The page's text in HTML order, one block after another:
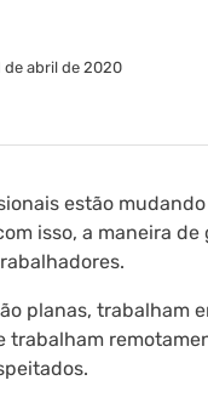
de abril de 2020
estão mudando
isso, a maneira de
planas, trabalham
trabalham